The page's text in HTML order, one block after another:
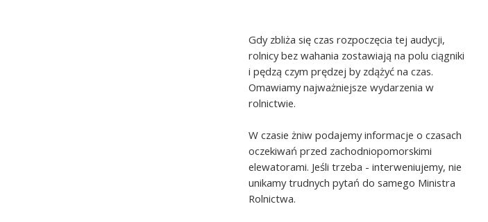
Gdy zbliża się czas rozpoczęcia tej audycji,
rolnicy bez wahania zostawiają na polu ciągniki
i pędzą czym prędzej by zdążyć na czas.
Omawiamy najważniejsze wydarzenia w
rolnictwie.
W czasie żniw podajemy informacje o czasach
oczekiwań przed zachodniopomorskimi
elewatorami. Jeśli trzeba - interweniujemy, nie
unikamy trudnych pytań do samego Ministra
Rolnictwa.